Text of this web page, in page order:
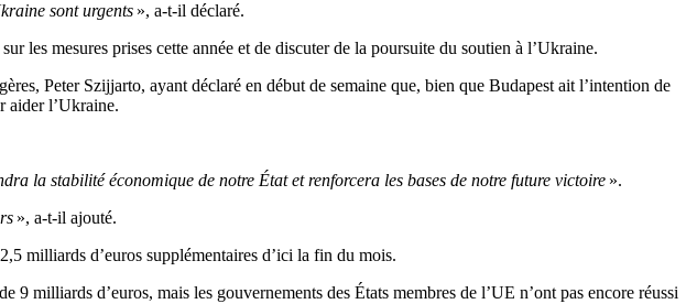
sont urgents », a-t-il déclaré.
les mesures prises cette année et de discuter de la poursuite du soutien à l’Ukraine.
Peter Szijjarto, ayant déclaré en début de semaine que, bien que Budapest ait l’intention de
aider l’Ukraine.
la stabilité économique de notre État et renforcera les bases de notre future victoire ».
», a-t-il ajouté.
milliards d’euros supplémentaires d’ici la fin du mois.
milliards d’euros, mais les gouvernements des États membres de l’UE n’ont pas encore réussi